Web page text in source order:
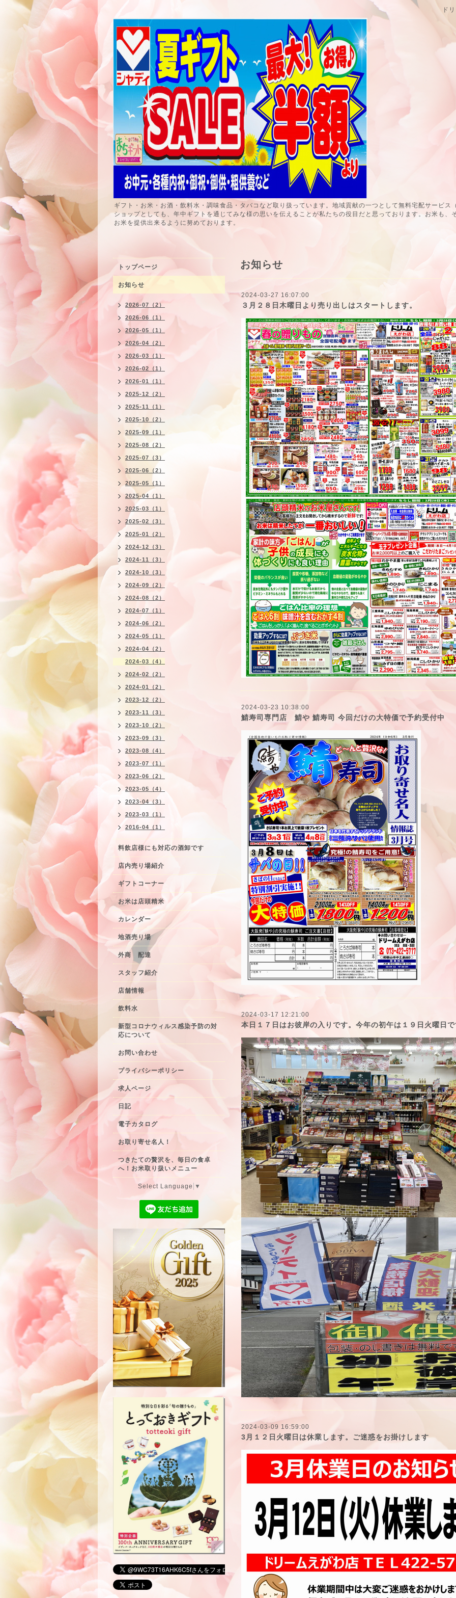
ド
ギフト・お米・お酒・飲料水・調味食品・タバコなど取り扱っています。地域貢献の一つとして無料宅配サービス
ショップとしても、年中ギフトを通じてみな様の思いを伝えることが私たちの役目だと思っております。お米も、
お米を提供出来るように努めております。
お知らせ
2024-03-27 16:07:00
３月２８日木曜日より売り出しはスタートします。
2024-03-23 10:38:00
鯖寿司専門店 鯖や 鯖寿司 今回だけの大特価で予約受付中
2024-03-17 12:21:00
本日１７日はお彼岸の入りです。今年の初午は１９日火曜日
2024-03-09 16:59:00
3月１２日火曜日は休業します。ご迷惑をお掛けします
トップページ
お知らせ
2026-07（2）
2026-06（1）
2026-05（1）
2026-04（2）
2026-03（1）
2026-02（1）
2026-01（1）
2025-12（2）
2025-11（1）
2025-10（2）
2025-09（1）
2025-08（2）
2025-07（3）
2025-06（2）
2025-05（1）
2025-04（1）
2025-03（1）
2025-02（3）
2025-01（2）
2024-12（3）
2024-11（3）
2024-10（3）
2024-09（2）
2024-08（2）
2024-07（1）
2024-06（2）
2024-05（1）
2024-04（2）
2024-03（4）
2024-02（2）
2024-01（2）
2023-12（2）
2023-11（3）
2023-10（2）
2023-09（3）
2023-08（4）
2023-07（1）
2023-06（2）
2023-05（4）
2023-04（3）
2023-03（1）
2016-04（1）
料飲店様にも対応の酒卸です
店内売り場紹介
ギフトコーナー
お米は店頭精米
カレンダー
地酒売り場
外商 配達
スタッフ紹介
店舗情報
飲料水
新型コロナウィルス感染予防の対
応について
お問い合わせ
プライバシーポリシー
求人ページ
日記
電子カタログ
お取り寄せ名人！
つきたての贅沢を、毎日の食卓
へ！お米取り扱いメニュー
Select Language ▼